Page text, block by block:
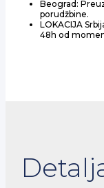
Beograd:
porudžbine.
LOKACIJA
48h od